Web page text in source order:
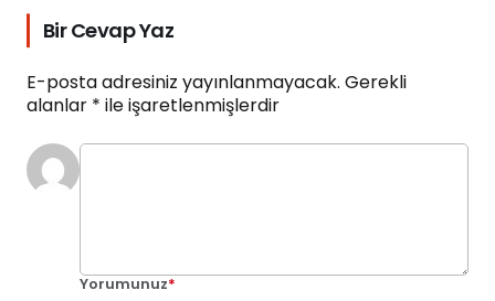
Bir Cevap Yaz
E-posta adresiniz yayınlanmayacak. Gerekli
alanlar * ile işaretlenmişlerdir
Yorumunuz*